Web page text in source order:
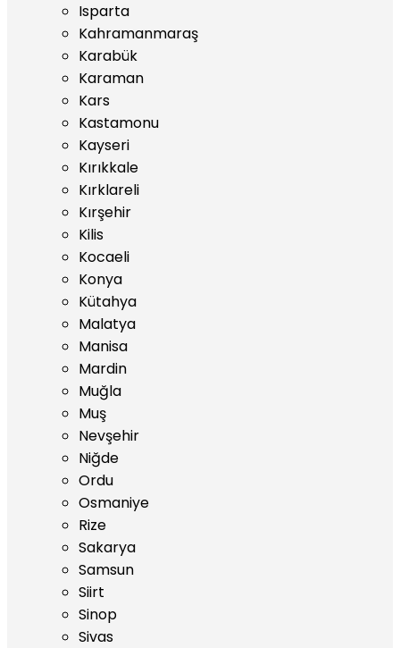
Isparta
Kahramanmaraş
Karabük
Karaman
Kars
Kastamonu
Kayseri
Kırıkkale
Kırklareli
Kırşehir
Kilis
Kocaeli
Konya
Kütahya
Malatya
Manisa
Mardin
Muğla
Muş
Nevşehir
Niğde
Ordu
Osmaniye
Rize
Sakarya
Samsun
Siirt
Sinop
Sivas